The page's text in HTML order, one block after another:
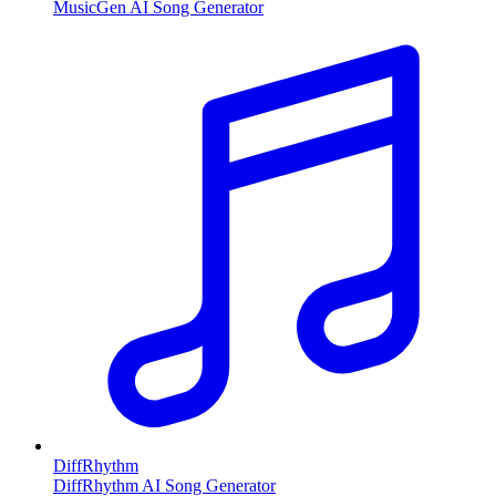
MusicGen AI Song Generator
DiffRhythm
DiffRhythm AI Song Generator